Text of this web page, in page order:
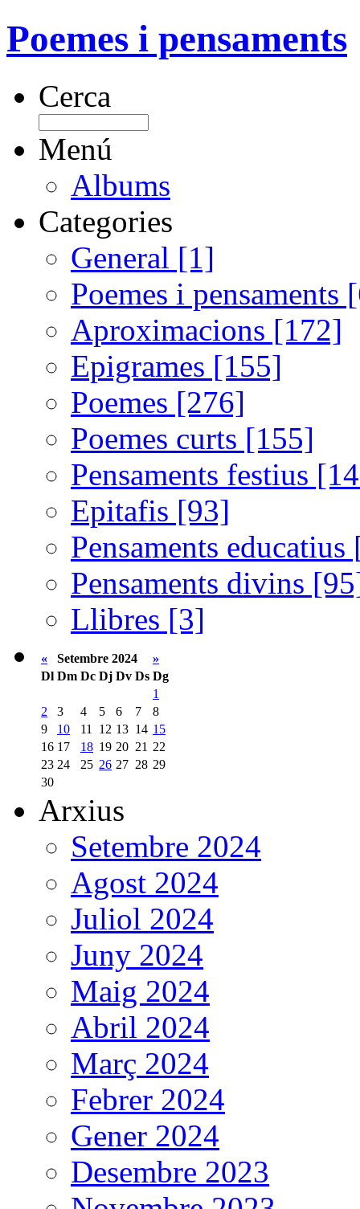
Poemes i pensaments
Cerca
Menú
Albums
Categories
General [1]
Poemes i pensaments
Aproximacions [172]
Epigrames [155]
Poemes [276]
Poemes curts [155]
Pensaments festius
Epitafis [93]
Pensaments
Pensaments divins
Llibres [3]
« Setembre 2024
»
Dl Dm Dc Dj Dv Ds Dg
1
2
3 4 5 6 7
8
9
10 11 12 13 14 15
16 17 18 19 20 21 22
23 24 25 26 27 28 29
30
Arxius
Setembre 2024
Agost 2024
Juliol 2024
Juny 2024
Maig 2024
Abril 2024
Març 2024
Febrer 2024
Gener 2024
Desembre 2023